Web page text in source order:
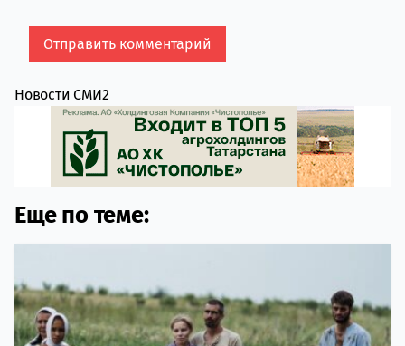
Новости СМИ2
Еще по теме: